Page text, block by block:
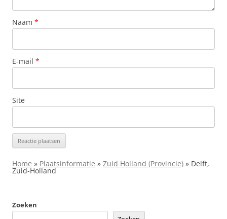
Naam *
E-mail *
Site
Home » Plaatsinformatie » Zuid Holland (Provincie) » Delft,
Zuid-Holland
Zoeken